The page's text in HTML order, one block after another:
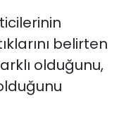
belirten
olduğunu,